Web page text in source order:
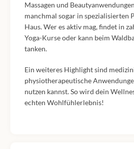
Massagen und
manchmal sogar in spezialisierten
Haus. Wer es aktiv mag, findet in
Yoga-Kurse oder kann beim
tanken.
Ein weiteres Highlight sind
physiotherapeutische
nutzen kannst. So wird dein
echten Wohlfühlerlebnis!